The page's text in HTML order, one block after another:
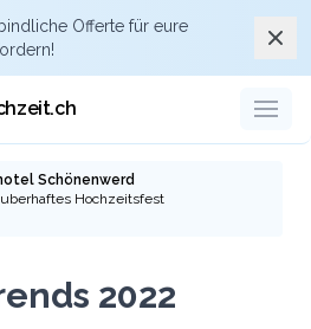
Offerte für eure
Schönenwerd
Hochzeitsfest
2022